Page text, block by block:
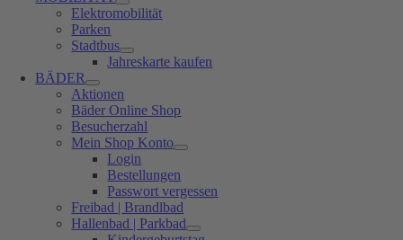
Elektromobilität
Parken
Stadtbus
Jahreskarte kaufen
BÄDER
Aktionen
Bäder Online Shop
Besucherzahl
Mein Shop Konto
Login
Bestellungen
Passwort vergessen
Freibad | Brandlbad
Hallenbad | Parkbad